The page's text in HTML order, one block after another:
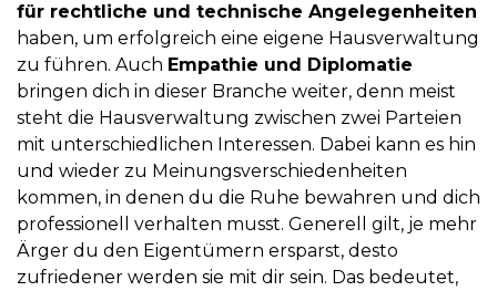
für rechtliche und technische Angelegenheiten
haben, um erfolgreich eine eigene Hausverwaltung
zu führen. Auch Empathie und Diplomatie
bringen dich in dieser Branche weiter, denn meist
steht die Hausverwaltung zwischen zwei Parteien
mit unterschiedlichen Interessen. Dabei kann es hin
und wieder zu Meinungsverschiedenheiten
kommen, in denen du die Ruhe bewahren und dich
professionell verhalten musst. Generell gilt, je mehr
Ärger du den Eigentümern ersparst, desto
zufriedener werden sie mit dir sein. Das bedeutet,